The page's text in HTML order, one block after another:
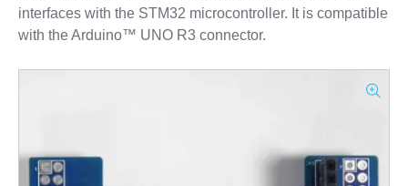
interfaces with the STM32 microcontroller. It is compatible
with the Arduino™ UNO R3 connector.